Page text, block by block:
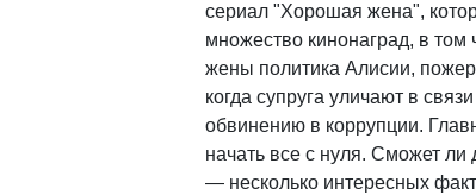
сериал "Хорошая жена",
множество кинонаград, в том
жены политика Алисии,
когда супруга уличают в
обвинению в коррупции.
начать все с нуля. Сможет
— несколько интересных